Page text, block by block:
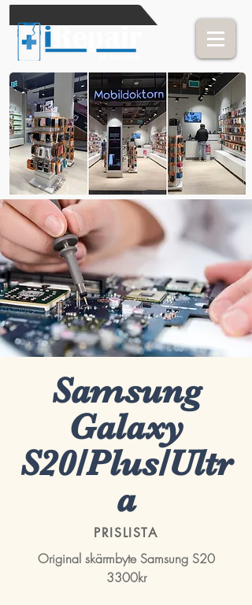
Samsung
Galaxy
S20/Plus/Ultr
a
PRISLISTA
Original skärmbyte Samsung S20
3300kr